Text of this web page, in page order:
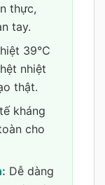
thực,
tay.
39°C
nhiệt
thật.
kháng
cho
Dễ dàng